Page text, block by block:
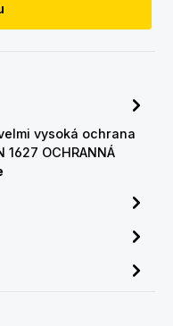
vysoká ochrana
OCHRANNÁ